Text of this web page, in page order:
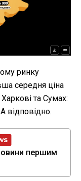
ринку
середня ціна
та Сумах:
відповідно.
першим